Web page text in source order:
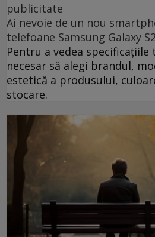
publicitate
Ai nevoie de un nou
telefoane Samsung Galaxy
Pentru a vedea
necesar să alegi brandul,
estetică a produsului,
stocare.